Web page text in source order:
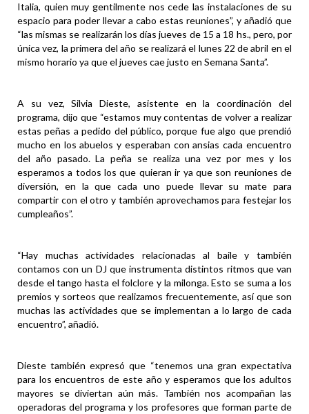
Italia, quien muy gentilmente nos cede las instalaciones de su
espacio para poder llevar a cabo estas reuniones”, y añadió que
“las mismas se realizarán los días jueves de 15 a 18 hs., pero, por
única vez, la primera del año se realizará el lunes 22 de abril en el
mismo horario ya que el jueves cae justo en Semana Santa”.
A su vez, Silvia Dieste, asistente en la coordinación del
programa, dijo que “estamos muy contentas de volver a realizar
estas peñas a pedido del público, porque fue algo que prendió
mucho en los abuelos y esperaban con ansias cada encuentro
del año pasado. La peña se realiza una vez por mes y los
esperamos a todos los que quieran ir ya que son reuniones de
diversión, en la que cada uno puede llevar su mate para
compartir con el otro y también aprovechamos para festejar los
cumpleaños”.
“Hay muchas actividades relacionadas al baile y también
contamos con un DJ que instrumenta distintos ritmos que van
desde el tango hasta el folclore y la milonga. Esto se suma a los
premios y sorteos que realizamos frecuentemente, así que son
muchas las actividades que se implementan a lo largo de cada
encuentro”, añadió.
Dieste también expresó que “tenemos una gran expectativa
para los encuentros de este año y esperamos que los adultos
mayores se diviertan aún más. También nos acompañan las
operadoras del programa y los profesores que forman parte de